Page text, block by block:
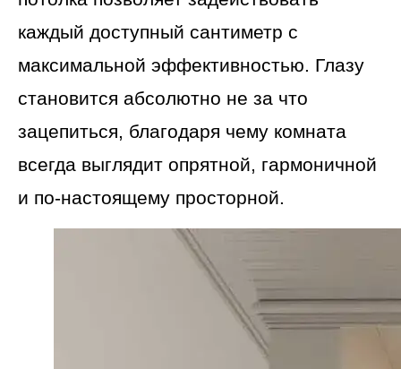
каждый доступный сантиметр с
максимальной эффективностью. Глазу
становится абсолютно не за что
зацепиться, благодаря чему комната
всегда выглядит опрятной, гармоничной
и по-настоящему просторной.